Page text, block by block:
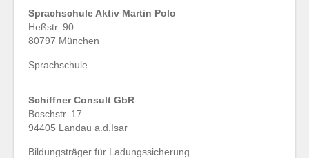
Sprachschule Aktiv Martin Polo
Heßstr. 90
80797 München
Sprachschule
Schiffner Consult GbR
Boschstr. 17
94405 Landau a.d.Isar
Bildungsträger für Ladungssicherung